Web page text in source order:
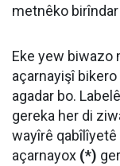
metnêko birîndar
Eke yew biwazo
açarnayişî
agadar bo.
gereka her di
wayîrê qabîlîyetê
açarnayox (*)